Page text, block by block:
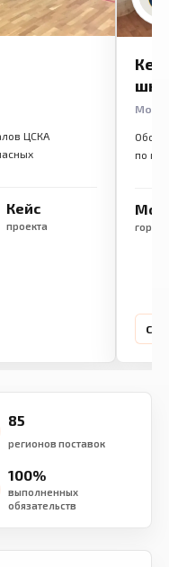
ЦСКА
Кейс
проекта
по
город
85
регионов поставок
100%
выполненных
обязательств